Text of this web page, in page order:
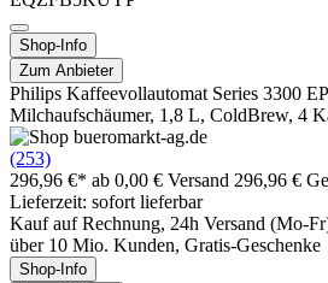
Shop-Info
Zum Anbieter
Philips Kaffeevollautomat Series 3300
Milchaufschäumer, 1,8 L, ColdBrew, 4
(253)
296,96 €* ab 0,00 € Versand 296,96 €
Lieferzeit: sofort lieferbar
Kauf auf Rechnung, 24h Versand (Mo-
über 10 Mio. Kunden, Gratis-Geschenke
Shop-Info